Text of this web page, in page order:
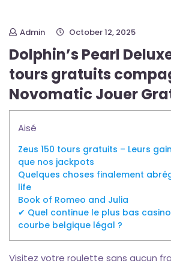
Admin October 12, 2025
Dolphin’s Pearl
tours gratuits
Novomatic Jouer
Aisé
Zeus 150 tours gratuits – Leurs
que nos jackpots
Quelques choses finalement
life
Book of Romeo and Julia
✔ Quel continue le plus bas
courbe belgique légal ?
Visitez votre roulette sans aucun